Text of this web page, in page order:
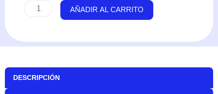
DOC
Tunze
AÑADIR AL CARRITO
DESCRIPCIÓN